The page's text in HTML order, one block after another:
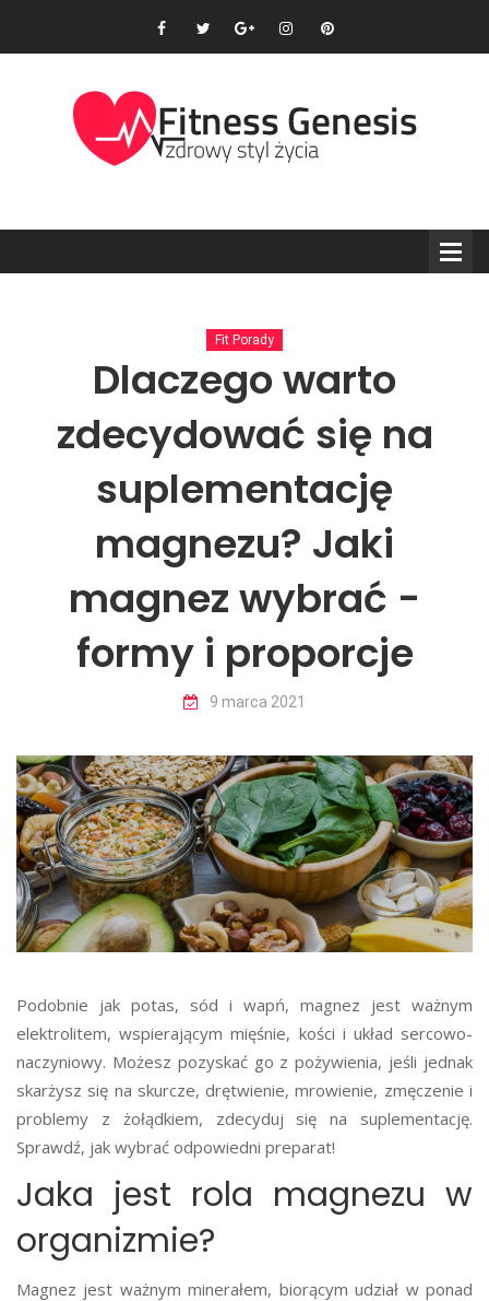
Fit Porady
Dlaczego warto
zdecydować się na
suplementację
magnezu? Jaki
magnez wybrać -
formy i proporcje
9 marca 2021
Podobnie jak potas, sód i wapń, magnez jest ważnym
elektrolitem, wspierającym mięśnie, kości i układ sercowo-
naczyniowy. Możesz pozyskać go z pożywienia, jeśli jednak
skarżysz się na skurcze, drętwienie, mrowienie, zmęczenie i
problemy z żołądkiem, zdecyduj się na suplementację.
Sprawdź, jak wybrać odpowiedni preparat!
Jaka jest rola magnezu w
organizmie?
Magnez jest ważnym minerałem, biorącym udział w ponad